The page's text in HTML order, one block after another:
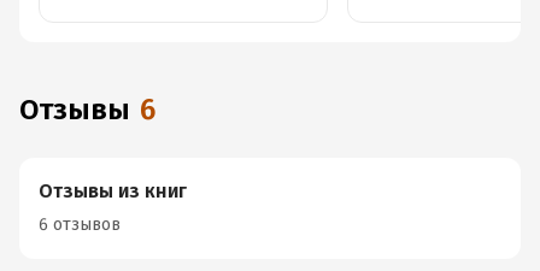
Отзывы 6
Отзывы из книг
6 отзывов